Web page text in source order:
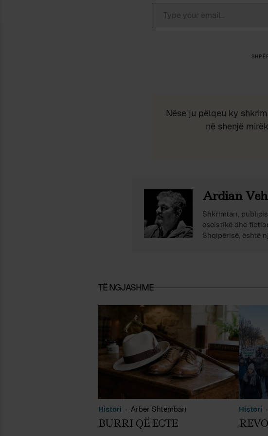
Nëse ju pëlqeu ky
në shenjë
Ardian
Shkrimtari,
eseistikë dhe
Shqipërisë, është
TË NGJASHME
Histori Arber Shtëmbari
BURRI QË ECTE
Histori